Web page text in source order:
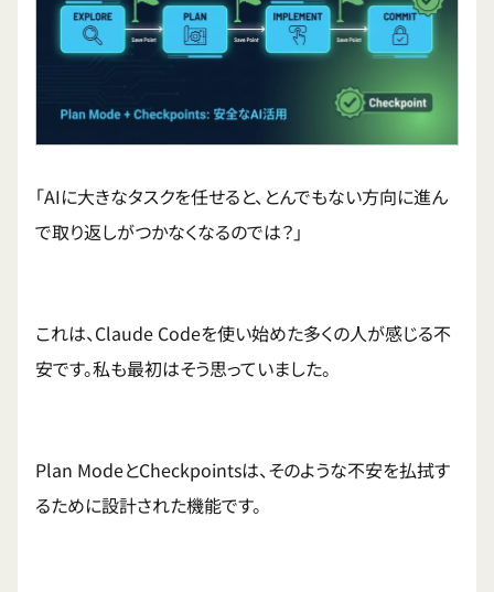
「AIに大きなタスクを任せると、とんでもない方向に進ん
で取り返しがつかなくなるのでは？」
これは、Claude Codeを使い始めた多くの人が感じる不
安です。私も最初はそう思っていました。
Plan ModeとCheckpointsは、そのような不安を払拭す
るために設計された機能です。